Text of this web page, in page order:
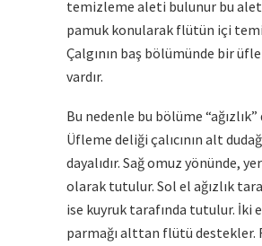
temizleme aleti bulunur bu
pamuk konularak flütün içi
Çalgının baş bölümünde bir
vardır.
Bu nedenle bu bölüme “ağızlık”
Üfleme deliği çalıcının alt
dayalıdır. Sağ omuz yönünde,
olarak tutulur. Sol el ağızlık
ise kuyruk tarafında tutulur. İki
parmağı alttan flütü destekler.